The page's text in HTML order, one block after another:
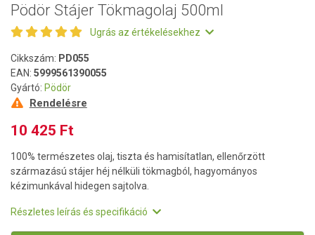
Pödör Stájer Tökmagolaj 500ml
Ugrás az értékelésekhez
Cikkszám: PD055
EAN: 5999561390055
Gyártó: Pödör
Rendelésre
10 425 Ft
100% természetes olaj, tiszta és hamisítatlan, ellenőrzött
származású stájer héj nélküli tökmagból, hagyományos
kézimunkával hidegen sajtolva.
Részletes leírás és specifikáció